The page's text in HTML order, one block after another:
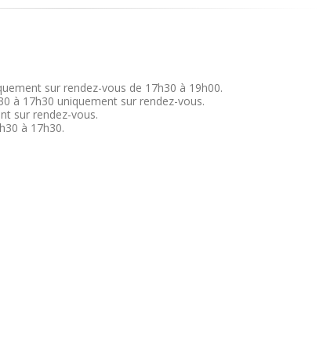
sur rendez-vous de 17h30 à 19h00.
à 17h30 uniquement sur rendez-vous.
sur rendez-vous.
à 17h30.